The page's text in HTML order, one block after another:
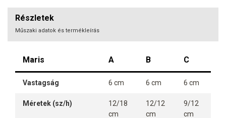
Részletek
Műszaki adatok és termékleírás
Maris A B C
Vastagság 6 cm 6 cm 6 cm
Méretek (sz/h)
12/18
cm
12/12
cm
9/12
cm